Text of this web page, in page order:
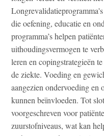
die oefening, educatie en
programma’s helpen
uithoudingsvermogen te
leren en copingstrategieën
de ziekte. Voeding en
aangezien ondervoeding en
kunnen beïnvloeden. Tot
voorgeschreven voor
zuurstofniveaus, wat kan